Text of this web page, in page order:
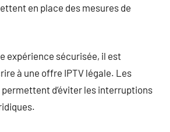
en place des mesures de
expérience sécurisée, il est
à une offre IPTV légale. Les
d’éviter les interruptions